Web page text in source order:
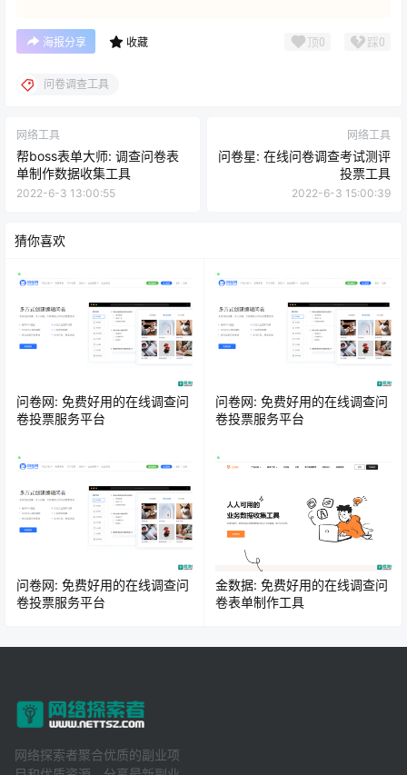
海报分享 收藏 顶0 踩0
问卷调查工具
网络工具
帮boss表单大师: 调查问卷表
单制作数据收集工具
2022-6-3 13:00:55
网络工具
问卷星: 在线问卷调查考试测评
投票工具
2022-6-3 15:00:39
猜你喜欢
问卷网: 免费好用的在线调查问
卷投票服务平台
问卷网: 免费好用的在线调查问
卷投票服务平台
问卷网: 免费好用的在线调查问
卷投票服务平台
金数据: 免费好用的在线调查问
卷表单制作工具
网络探索者聚合优质的副业项